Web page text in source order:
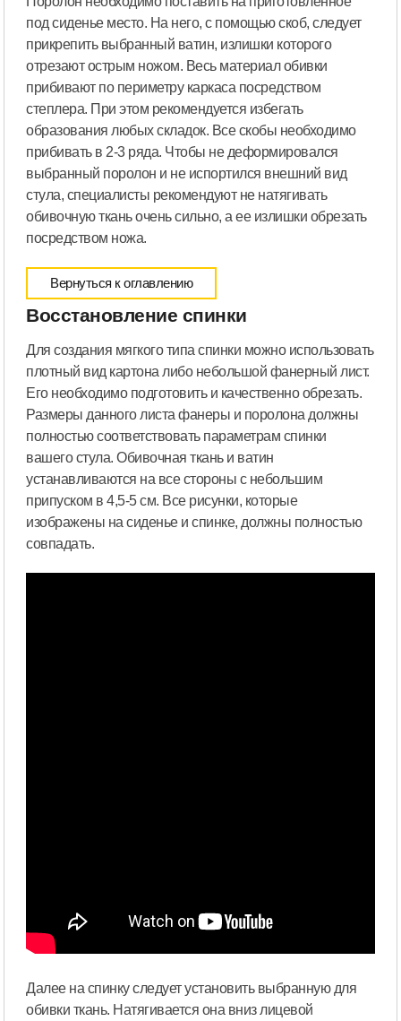
под сиденье место. На него, с помощью скоб, следует
прикрепить выбранный ватин, излишки которого
отрезают острым ножом. Весь материал обивки
прибивают по периметру каркаса посредством
степлера. При этом рекомендуется избегать
образования любых складок. Все скобы необходимо
прибивать в 2-3 ряда. Чтобы не деформировался
выбранный поролон и не испортился внешний вид
стула, специалисты рекомендуют не натягивать
обивочную ткань очень сильно, а ее излишки обрезать
посредством ножа.
Вернуться к оглавлению
Восстановление спинки
Для создания мягкого типа спинки можно использовать
плотный вид картона либо небольшой фанерный лист.
Его необходимо подготовить и качественно обрезать.
Размеры данного листа фанеры и поролона должны
полностью соответствовать параметрам спинки
вашего стула. Обивочная ткань и ватин
устанавливаются на все стороны с небольшим
припуском в 4,5-5 см. Все рисунки, которые
изображены на сиденье и спинке, должны полностью
совпадать.
Далее на спинку следует установить выбранную для
обивки ткань. Натягивается она вниз лицевой